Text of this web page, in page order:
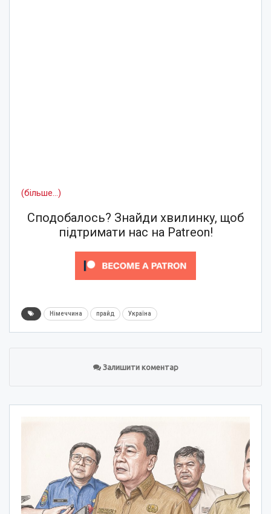
(більше…)
Сподобалось? Знайди хвилинку, щоб
підтримати нас на Patreon!
Німеччина прайд Україна
Залишити коментар